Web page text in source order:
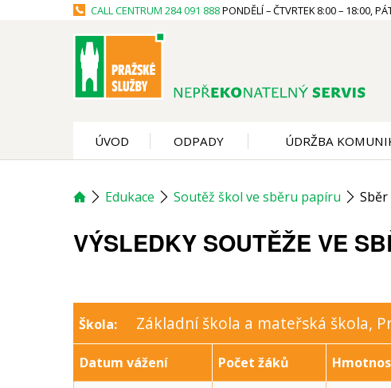
CALL CENTRUM 284 091 888PONDĚLÍ – ČTVRTEK 8:00 – 18:00,
ÚVOD ODPADY ÚDRŽBA
Edukace Soutěž škol ve sběru papíru
VÝSLEDKY SOUTĚŽE VE
Škola: Základní škola a mateřská škola,
Datum vážení Počet žáků